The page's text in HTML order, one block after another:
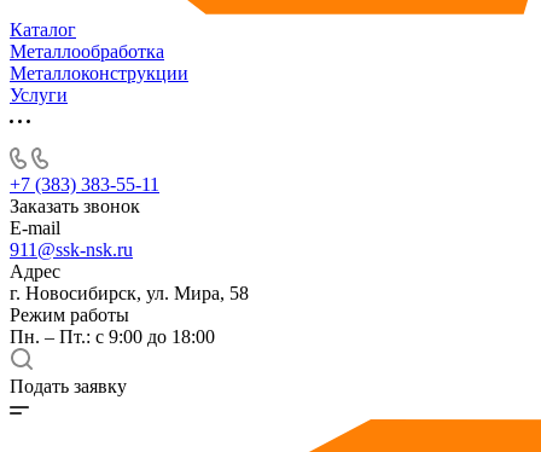
Каталог
Металлообработка
Металлоконструкции
Услуги
+7 (383) 383-55-11
Заказать звонок
E-mail
911@ssk-nsk.ru
Адрес
г. Новосибирск, ул. Мира, 58
Режим работы
Пн. – Пт.: с 9:00 до 18:00
Подать заявку